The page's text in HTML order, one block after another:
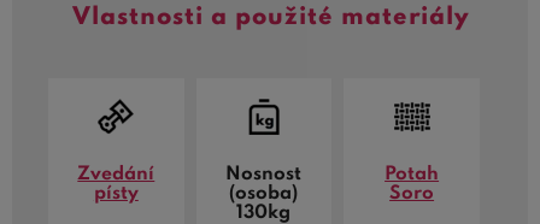
Vlastnosti a použité materiály
Zvedání
písty
Nosnost
(osoba)
130kg
Potah
Soro